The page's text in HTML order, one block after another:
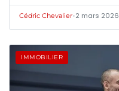
Cédric Chevalier•2 mars 2026
IMMOBILIER